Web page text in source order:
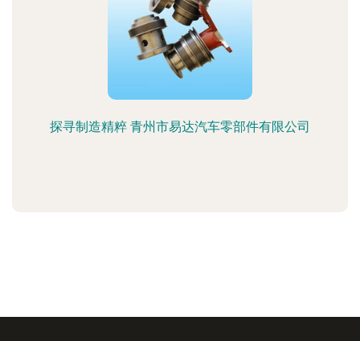
探寻制造精粹 青州市易达汽车零部件有限公司